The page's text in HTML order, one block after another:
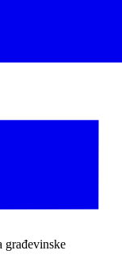
građevinske